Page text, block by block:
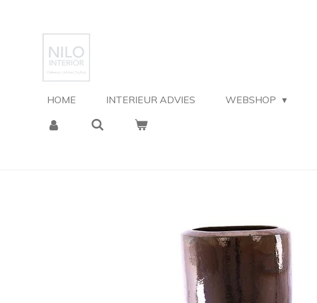
hoofdinhoud
HOME INTERIEUR ADVIES WEBSHOP